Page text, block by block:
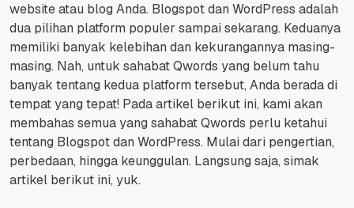
website atau blog Anda. Blogspot dan WordPress adalah
dua pilihan platform populer sampai sekarang. Keduanya
memiliki banyak kelebihan dan kekurangannya masing-
masing. Nah, untuk sahabat Qwords yang belum tahu
banyak tentang kedua platform tersebut, Anda berada di
tempat yang tepat! Pada artikel berikut ini, kami akan
membahas semua yang sahabat Qwords perlu ketahui
tentang Blogspot dan WordPress. Mulai dari pengertian,
perbedaan, hingga keunggulan. Langsung saja, simak
artikel berikut ini, yuk.